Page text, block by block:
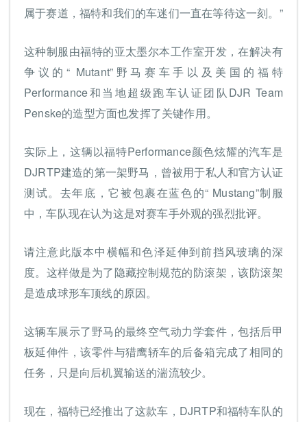
属于赛道，福特和我们的车迷们一直在等待这一刻。”
这种制服由福特的亚太墨尔本工作室开发，在解决有
争议的“ Mutant”野马赛车手以及美国的福特
Performance和当地超级跑车认证团队DJR Team
Penske的造型方面也发挥了关键作用。
实际上，这辆以福特Performance颜色炫耀的汽车是
DJRTP建造的第一架野马，曾被用于私人和官方认证
测试。去年底，它被包裹在蓝色的“ Mustang”制服
中，车队现在认为这是对赛车手外观的强烈批评。
请注意此版本中横幅和色泽延伸到前挡风玻璃的深
度。这样做是为了隐藏控制规范的防滚架，该防滚架
是造成球形车顶线的原因。
这辆车展示了野马的最终空气动力学套件，包括后甲
板延伸件，该零件与猎鹰轿车的后备箱完成了相同的
任务，只是向后机翼输送的湍流较少。
现在，福特已经推出了这款车，DJRTP和福特车队的